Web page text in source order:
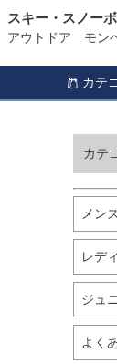
スキー・スノー
アウトドア モン
カテ
カテ
バスケ
シュー
ランニ
スポー
テニス
メン
レデ
ジュ
よく